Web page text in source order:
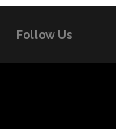
Follow Us